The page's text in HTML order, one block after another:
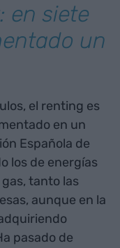
en siete
un
el renting es
en un
Española de
los de energías
tanto las
aunque en la
pasado de